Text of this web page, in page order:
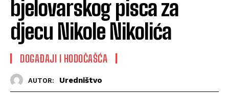
bjelovarskog pisca za
djecu Nikole Nikolića
DOGAĐAJI I HODOČAŠĆA
AUTOR: Uredništvo